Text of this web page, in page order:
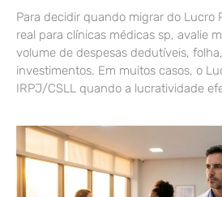
Para decidir quando migrar do Lucro
real para clínicas médicas sp, avalie
volume de despesas dedutíveis,
investimentos. Em muitos casos, o
IRPJ/CSLL quando a lucratividade